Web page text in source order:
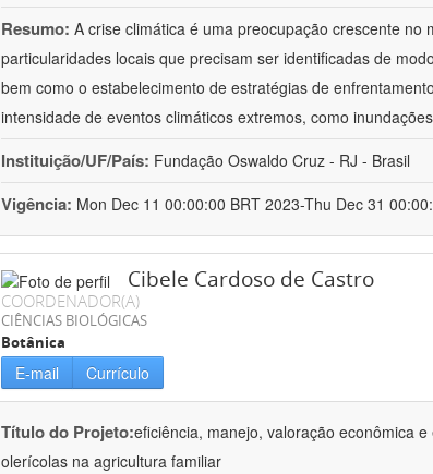
Resumo: A crise climática é uma preocupação crescente
particularidades locais que precisam ser identificadas de
bem como o estabelecimento de estratégias de
intensidade de eventos climáticos extremos, como
Instituição/UF/País: Fundação Oswaldo Cruz - RJ - Brasil
Vigência: Mon Dec 11 00:00:00 BRT 2023-Thu Dec 31
Cibele Cardoso de Castro
COORDENADOR(A)
CIÊNCIAS BIOLÓGICAS
Botânica
E-mail Currículo
Título do Projeto:eficiência, manejo, valoração econômica
olerícolas na agricultura familiar